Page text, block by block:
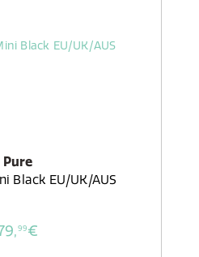
Pure
Black EU/UK/AUS
99€